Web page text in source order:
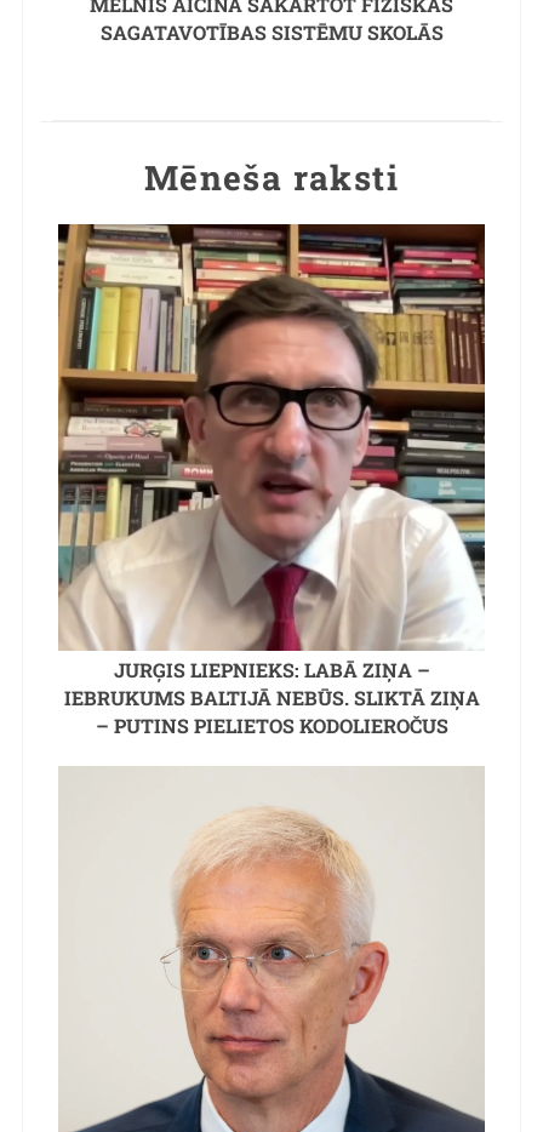
SAGATAVOTĪBAS SISTĒMU SKOLĀS
Mēneša raksti
JURĢIS LIEPNIEKS: LABĀ ZIŅA –
IEBRUKUMS BALTIJĀ NEBŪS. SLIKTĀ ZIŅA
– PUTINS PIELIETOS KODOLIEROČUS